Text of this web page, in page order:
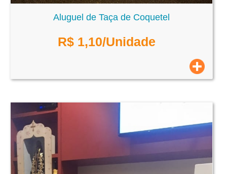
Aluguel de Taça de Coquetel
R$ 1,10/Unidade